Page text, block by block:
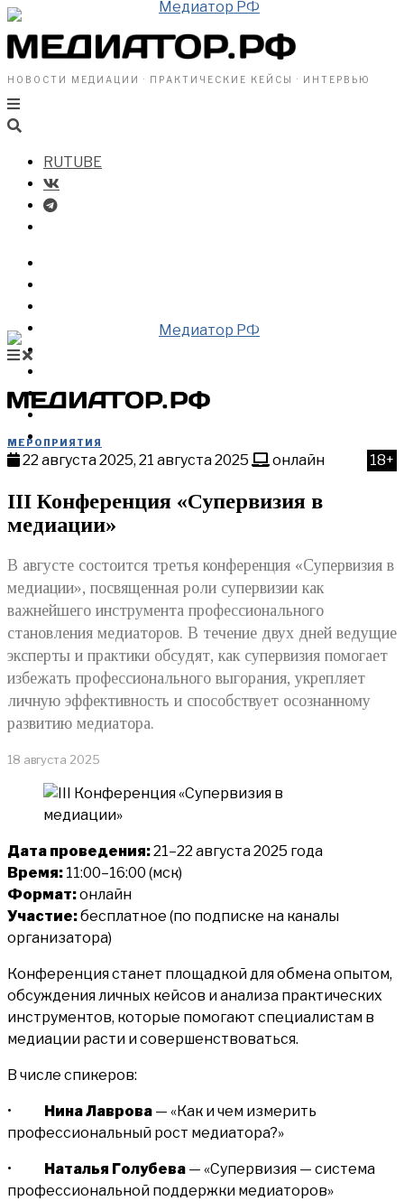
НОВОСТИ МЕДИАЦИИ · ПРАКТИЧЕСКИЕ КЕЙСЫ · ИНТЕРВЬЮ
RUTUBE
ВИДЕО
КУПИТЬ
МЕРОПРИЯТИЯ
22 августа 2025, 21 августа 2025 онлайн 18+
III Конференция «Супервизия в
медиации»
В августе состоится третья конференция «Супервизия в
медиации», посвященная роли супервизии как
важнейшего инструмента профессионального
становления медиаторов. В течение двух дней ведущие
эксперты и практики обсудят, как супервизия помогает
избежать профессионального выгорания, укрепляет
личную эффективность и способствует осознанному
развитию медиатора.
18 августа 2025
Дата проведения:21–22 августа 2025 года
Время: 11:00–16:00 (мск)
Формат:онлайн
Участие:бесплатное (по подписке на каналы
организатора)
Конференция станет площадкой для обмена опытом,
обсуждения личных кейсов и анализа практических
инструментов, которые помогают специалистам в
медиации расти и совершенствоваться.
В числе спикеров:
• Нина Лаврова — «Как и чем измерить
профессиональный рост медиатора?»
• Наталья Голубева — «Супервизия — система
профессиональной поддержки медиаторов»